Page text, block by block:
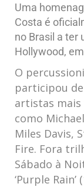
Uma
Costa é
no Brasil a ter
Hollywood,
O
participou
artistas mais
como
Miles Davis,
Fire. Fora
Sábado à
‘Purple Rain’